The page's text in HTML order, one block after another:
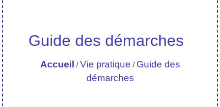
Guide des démarches
Accueil /Vie pratique / Guide des
démarches